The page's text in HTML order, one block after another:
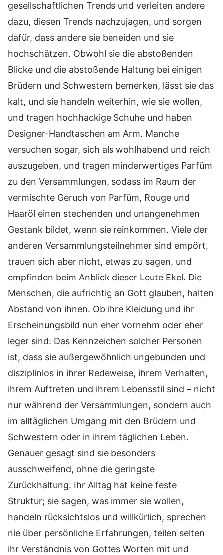
gesellschaftlichen Trends und verleiten andere
dazu, diesen Trends nachzujagen, und sorgen
dafür, dass andere sie beneiden und sie
hochschätzen. Obwohl sie die abstoßenden
Blicke und die abstoßende Haltung bei einigen
Brüdern und Schwestern bemerken, lässt sie das
kalt, und sie handeln weiterhin, wie sie wollen,
und tragen hochhackige Schuhe und haben
Designer-Handtaschen am Arm. Manche
versuchen sogar, sich als wohlhabend und reich
auszugeben, und tragen minderwertiges Parfüm
zu den Versammlungen, sodass im Raum der
vermischte Geruch von Parfüm, Rouge und
Haaröl einen stechenden und unangenehmen
Gestank bildet, wenn sie reinkommen. Viele der
anderen Versammlungsteilnehmer sind empört,
trauen sich aber nicht, etwas zu sagen, und
empfinden beim Anblick dieser Leute Ekel. Die
Menschen, die aufrichtig an Gott glauben, halten
Abstand von ihnen. Ob ihre Kleidung und ihr
Erscheinungsbild nun eher vornehm oder eher
leger sind: Das Kennzeichen solcher Personen
ist, dass sie außergewöhnlich ungebunden und
disziplinlos in ihrer Redeweise, ihrem Verhalten,
ihrem Auftreten und ihrem Lebensstil sind – nicht
nur während der Versammlungen, sondern auch
im alltäglichen Umgang mit den Brüdern und
Schwestern oder in ihrem täglichen Leben.
Genauer gesagt sind sie besonders
ausschweifend, ohne die geringste
Zurückhaltung. Ihr Alltag hat keine feste
Struktur; sie sagen, was immer sie wollen,
handeln rücksichtslos und willkürlich, sprechen
nie über persönliche Erfahrungen, teilen selten
ihr Verständnis von Gottes Worten mit und